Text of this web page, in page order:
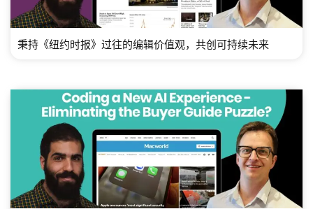
秉持《纽约时报》过往的编辑价值观，共创可持续未来